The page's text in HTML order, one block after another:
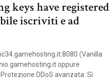
keys have registered
iscriviti e ad
(Vanilla
oppure
DDoS avanzata: Sì